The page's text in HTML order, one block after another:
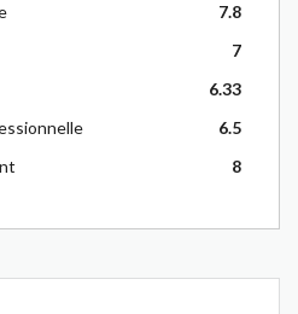
7.8
7
6.33
6.5
8